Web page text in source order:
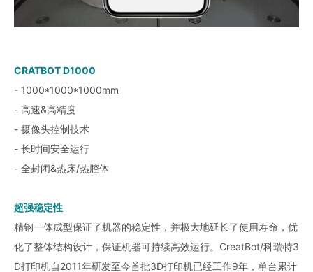
CRATBOT D1000
- 1000*1000*1000mm
- 高速&高精度
- 摄像头控制技术
- 长时间安全运行
- 全封闭&热床/热腔体
超强稳定性
精钢一体成型保证了机器的稳定性，并极大地延长了使用寿命，优
化了整体结构设计，保证机器可持续高效运行。CreatBot/科瑞特3
D打印机自2011年研发至今首批3D打印机已经工作9年，单台累计